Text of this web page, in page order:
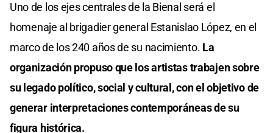
Uno de los ejes centrales de la Bienal será el
homenaje al brigadier general Estanislao López, en el
marco de los 240 años de su nacimiento. La
organización propuso que los artistas trabajen sobre
su legado político, social y cultural, con el objetivo de
generar interpretaciones contemporáneas de su
figura histórica.